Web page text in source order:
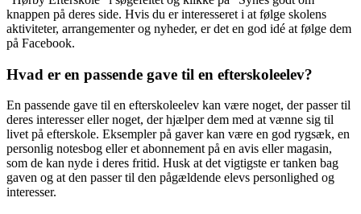
knappen på deres side. Hvis du er interesseret i at følge skolens
aktiviteter, arrangementer og nyheder, er det en god idé at følge dem
på Facebook.
Hvad er en passende gave til en efterskoleelev?
En passende gave til en efterskoleelev kan være noget, der passer til
deres interesser eller noget, der hjælper dem med at vænne sig til
livet på efterskole. Eksempler på gaver kan være en god rygsæk, en
personlig notesbog eller et abonnement på en avis eller magasin,
som de kan nyde i deres fritid. Husk at det vigtigste er tanken bag
gaven og at den passer til den pågældende elevs personlighed og
interesser.